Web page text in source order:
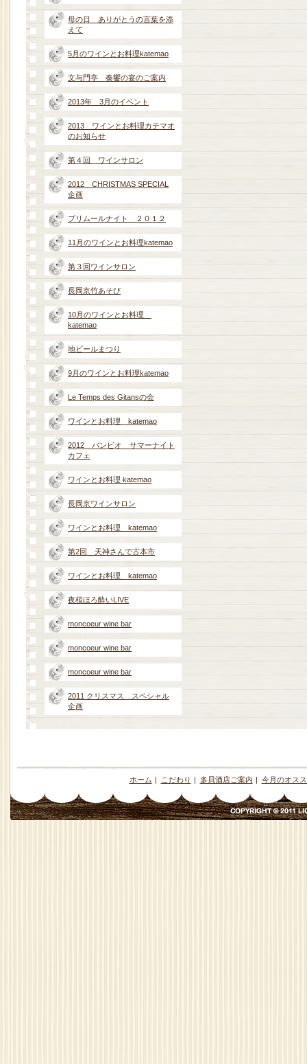
母の日 ありがとうの言葉を添
えて
5月のワインとお料理katemao
文与門亭 奏饗の宴のご案内
2013年 3月のイベント
2013 ワインとお料理カテマオ
のお知らせ
第４回 ワインサロン
2012 CHRISTMAS SPECIAL
企画
プリムールナイト ２０１２
11月のワインとお料理katemao
第３回ワインサロン
長岡京竹あそび
10月のワインとお料理
katemao
地ビールまつり
9月のワインとお料理katemao
Le Temps des Gitansの会
ワインとお料理 katemao
2012 バンビオ サマーナイト
カフェ
ワインとお料理 katemao
長岡京ワインサロン
ワインとお料理 katemao
第2回 天神さんで古本市
ワインとお料理 katemao
夜桜ほろ酔いLIVE
moncoeur wine bar
moncoeur wine bar
moncoeur wine bar
2011 クリスマス スペシャル
企画
ホーム | こだわり | 多貝酒店ご案内 | 今月のオス